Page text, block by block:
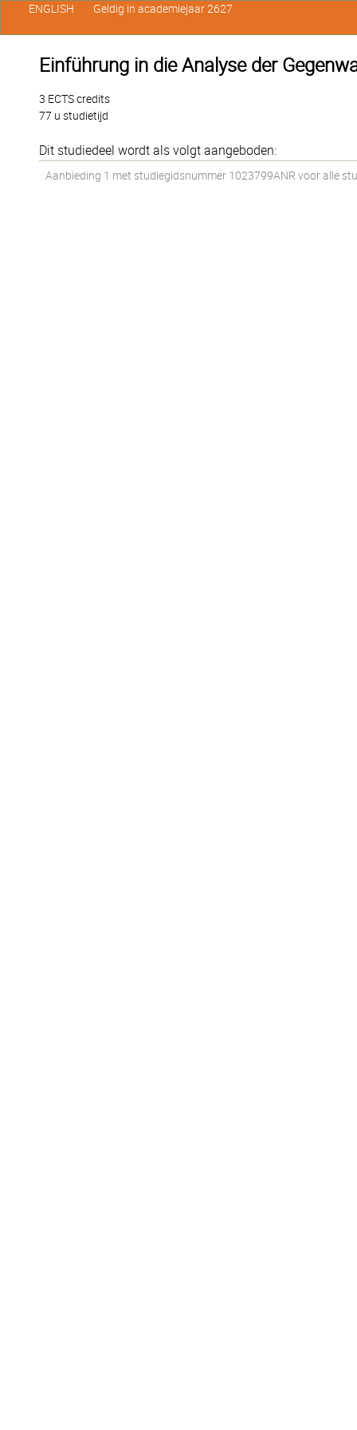
Einführung in die Analyse der
3 ECTS credits
77 u studietijd
Dit studiedeel wordt als volgt aangeboden:
Aanbieding 1 met studiegidsnummer 1023799ANR voor alle
ENGLISH Geldig in academiejaar 2627